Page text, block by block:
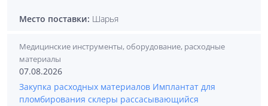
Место поставки: Шарья
Медицинские инструменты, оборудование, расходные
материалы
07.08.2026
Закупка расходных материалов Имплантат для
пломбирования склеры рассасывающийся